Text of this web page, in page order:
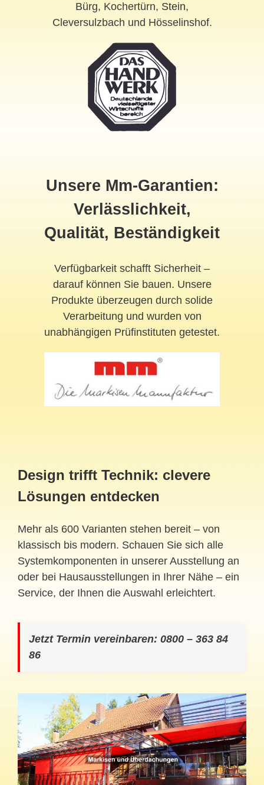
Bürg, Kochertürn, Stein,
Cleversulzbach und Hösselinshof.
Unsere Mm-Garantien:
Verlässlichkeit,
Qualität, Beständigkeit
Verfügbarkeit schafft Sicherheit –
darauf können Sie bauen. Unsere
Produkte überzeugen durch solide
Verarbeitung und wurden von
unabhängigen Prüfinstituten getestet.
Design trifft Technik: clevere
Lösungen entdecken
Mehr als 600 Varianten stehen bereit – von
klassisch bis modern. Schauen Sie sich alle
Systemkomponenten in unserer Ausstellung an
oder bei Hausausstellungen in Ihrer Nähe – ein
Service, der Ihnen die Auswahl erleichtert.
Jetzt Termin vereinbaren: 0800 – 363 84
86